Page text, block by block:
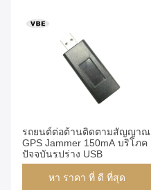
รถยนต์ต่อต้านติดตามสัญญาณ
GPS Jammer 150mA บริโภค
ปัจจุบันรูปร่าง USB
หา ราคา ที่ ดี ที่สุด